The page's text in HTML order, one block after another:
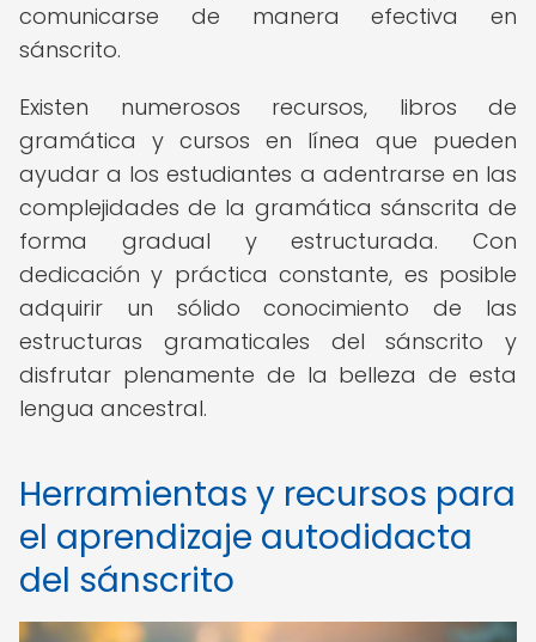
comunicarse de manera efectiva en
sánscrito.
Existen numerosos recursos, libros de
gramática y cursos en línea que pueden
ayudar a los estudiantes a adentrarse en las
complejidades de la gramática sánscrita de
forma gradual y estructurada. Con
dedicación y práctica constante, es posible
adquirir un sólido conocimiento de las
estructuras gramaticales del sánscrito y
disfrutar plenamente de la belleza de esta
lengua ancestral.
Herramientas y recursos para
el aprendizaje autodidacta
del sánscrito